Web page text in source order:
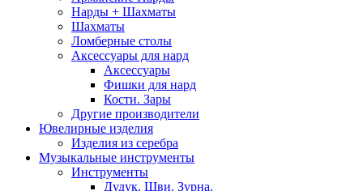
Нарды + Шахматы
Шахматы
Ломберные столы
Аксессуары для нард
Аксессуары
Фишки для нард
Кости. Зары
Другие производители
Ювелирные изделия
Изделия из серебра
Музыкальные инструменты
Инструменты
Дудук. Шви. Зурна.